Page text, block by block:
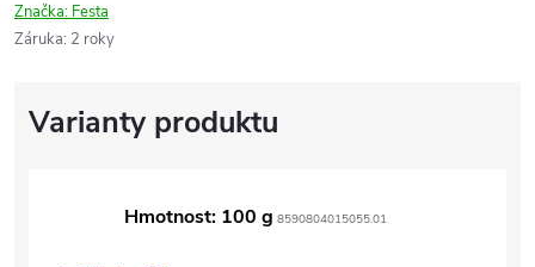
Značka: Festa
Záruka: 2 roky
Hmotnost: 100 g 8590804015055.01